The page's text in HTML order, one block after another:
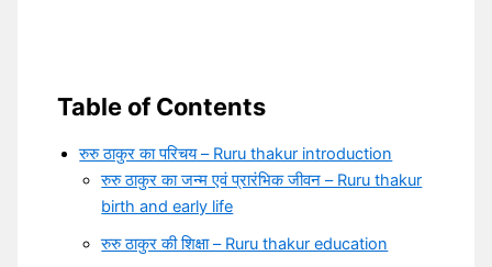
Table of Contents
रुरु ठाकुर का परिचय – Ruru thakur introduction
रुरु ठाकुर का जन्म एवं प्रारंभिक जीवन – Ruru thakur
birth and early life
रुरु ठाकुर की शिक्षा – Ruru thakur education